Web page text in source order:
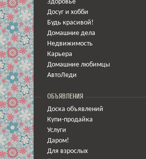
Здоровье
Досуг и хобби
Будь красивой!
Домашние дела
Недвижимость
Карьера
Домашние любимцы
АвтоЛеди
ОБЪЯВЛЕНИЯ
Доска объявлений
Купи-продайка
Услуги
Даром!
Для взрослых